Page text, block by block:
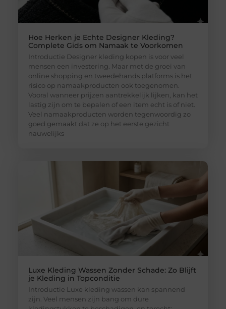
Hoe Herken je Echte Designer Kleding?
Complete Gids om Namaak te Voorkomen
Introductie Designer kleding kopen is voor veel
mensen een investering. Maar met de groei van
online shopping en tweedehands platforms is het
risico op namaakproducten ook toegenomen.
Vooral wanneer prijzen aantrekkelijk lijken, kan het
lastig zijn om te bepalen of een item echt is of niet.
Veel namaakproducten worden tegenwoordig zo
goed gemaakt dat ze op het eerste gezicht
nauwelijks
Luxe Kleding Wassen Zonder Schade: Zo Blijft
je Kleding in Topconditie
Introductie Luxe kleding wassen kan spannend
zijn. Veel mensen zijn bang om dure